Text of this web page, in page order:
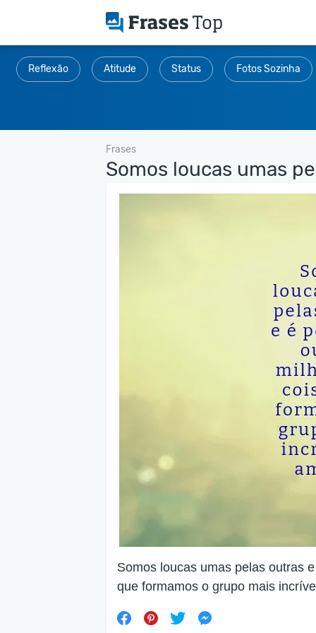
Reflexão Atitude Status Fotos Sozinha
Frases
Somos loucas umas
Somos loucas umas pelas outras
que formamos o grupo mais